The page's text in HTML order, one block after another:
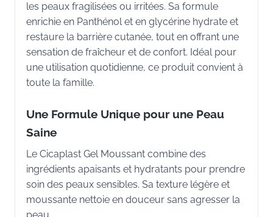
les peaux fragilisées ou irritées. Sa formule
enrichie en Panthénol et en glycérine hydrate et
restaure la barrière cutanée, tout en offrant une
sensation de fraîcheur et de confort. Idéal pour
une utilisation quotidienne, ce produit convient à
toute la famille.
Une Formule Unique pour une Peau
Saine
Le Cicaplast Gel Moussant combine des
ingrédients apaisants et hydratants pour prendre
soin des peaux sensibles. Sa texture légère et
moussante nettoie en douceur sans agresser la